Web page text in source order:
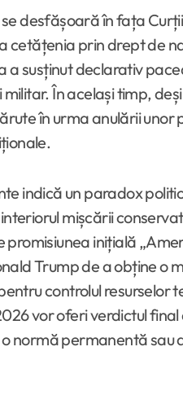
desfășoară în fața
cetățenia prin drept de
a susținut declarativ
În același timp,
în urma anulării
indică un paradox
mișcării
inițială
Trump de a obține o
controlul resurselor
vor oferi verdictul
normă permanentă sau